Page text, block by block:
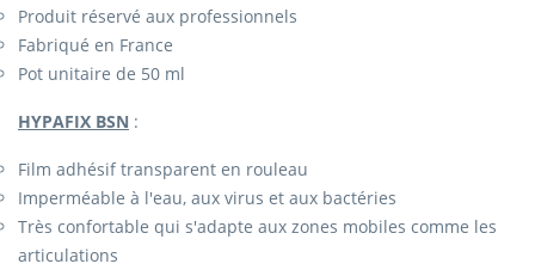
Produit réservé aux professionnels
Fabriqué en France
Pot unitaire de 50 ml
HYPAFIX BSN :
Film adhésif transparent en rouleau
Imperméable à l'eau, aux virus et aux bactéries
Très confortable qui s'adapte aux zones mobiles comme les
articulations